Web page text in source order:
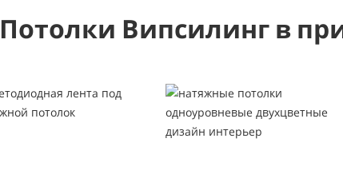
Потолки Випсилинг в